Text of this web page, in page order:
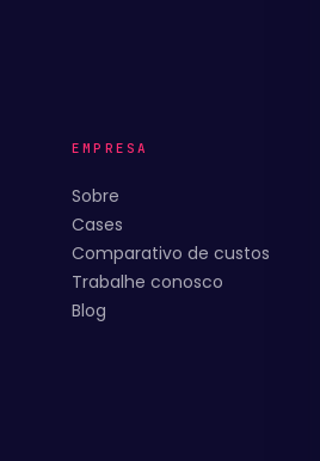
EMPRESA
Sobre
Cases
Comparativo de custos
Trabalhe conosco
Blog